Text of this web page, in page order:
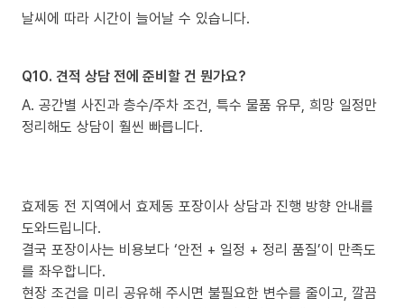
날씨에 따라 시간이 늘어날 수 있습니다.
Q10. 견적 상담 전에 준비할 건 뭔가요?
A. 공간별 사진과 층수/주차 조건, 특수 물품 유무, 희망 일정만
정리해도 상담이 훨씬 빠릅니다.
효제동 전 지역에서 효제동 포장이사 상담과 진행 방향 안내를
도와드립니다.
결국 포장이사는 비용보다 ‘안전 + 일정 + 정리 품질’이 만족도
를 좌우합니다.
현장 조건을 미리 공유해 주시면 불필요한 변수를 줄이고, 깔끔